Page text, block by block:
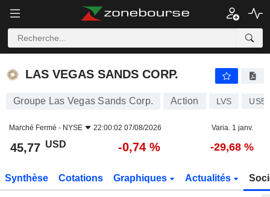
LAS VEGAS SANDS CORP.
LAS VEGAS SANDS CORP.
Groupe Las Vegas Sands Corp. Action LVS
Marché Fermé - NYSE 22:00:02 07/08/2026 Varia. 1 janv.
45,77 USD -0,74 % -29,68 %
Synthèse Cotations Graphiques Actualités